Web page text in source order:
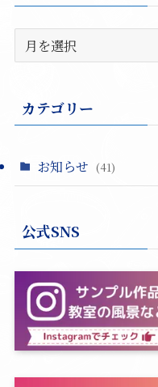
ー
ブ
カテゴリー
お知らせ (41)
公式SNS